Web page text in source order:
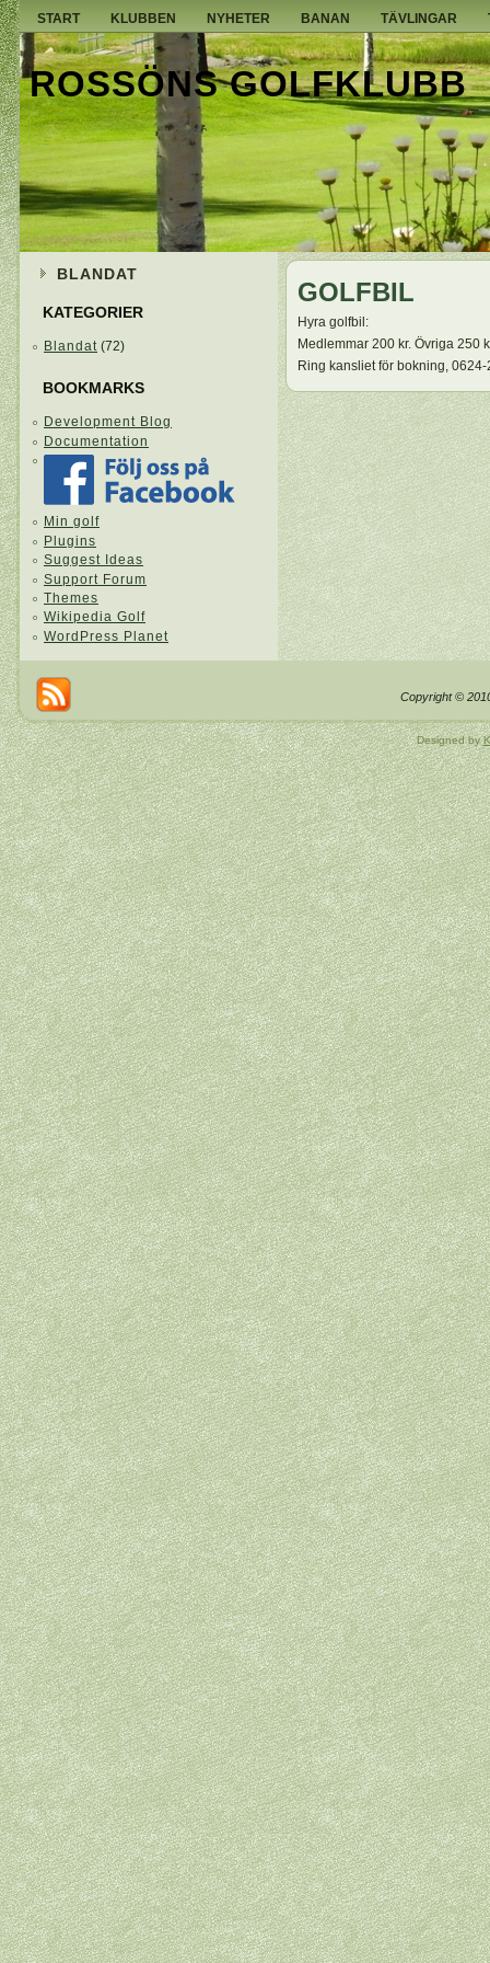
START KLUBBEN NYHETER BANAN TÄVLINGAR
ROSSÖNS GOLFKLUBB
BLANDAT
KATEGORIER
Blandat (72)
BOOKMARKS
Development Blog
Documentation
Min golf
Plugins
Suggest Ideas
Support Forum
Themes
Wikipedia Golf
WordPress Planet
GOLFBIL
Hyra golfbil:
Medlemmar 200 kr. Övriga 250
Ring kansliet för bokning,
Copyright ©
Designed by